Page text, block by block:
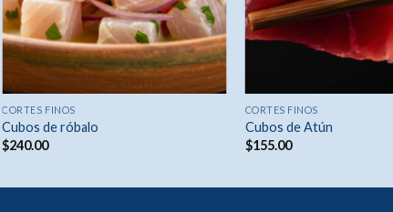
CORTES FINOS
Cubos de róbalo
$240.00
CORTES FINOS
Cubos de Atún
$155.00